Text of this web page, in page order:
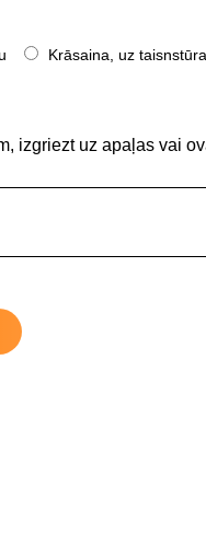
Krāsaina, uz
izgriezt uz apaļas vai